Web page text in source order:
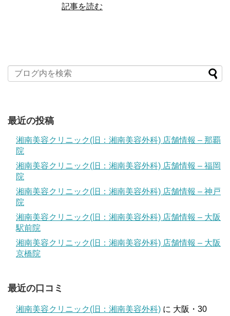
記事を読む
最近の投稿
湘南美容クリニック(旧：湘南美容外科) 店舗情報 – 那覇
院
湘南美容クリニック(旧：湘南美容外科) 店舗情報 – 福岡
院
湘南美容クリニック(旧：湘南美容外科) 店舗情報 – 神戸
院
湘南美容クリニック(旧：湘南美容外科) 店舗情報 – 大阪
駅前院
湘南美容クリニック(旧：湘南美容外科) 店舗情報 – 大阪
京橋院
最近の口コミ
湘南美容クリニック(旧：湘南美容外科) に 大阪・30